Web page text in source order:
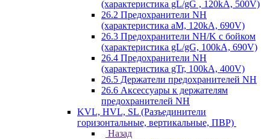
(характеристика gL/gG , 120kA, 500V)
26.2 Предохранители NH
(характеристика aM, 120kA, 690V)
26.3 Предохранители NH/K с бойком
(характеристика gL/gG, 100kA, 690V)
26.4 Предохранители NH
(характеристика gTr, 100kA, 400V)
26.5 Держатели предохранителей NH
26.6 Аксессуары к держателям
предохранителей NH
KVL, HVL, SL (Разъединители
горизонтальные, вертикальные, ПВР)
Назад